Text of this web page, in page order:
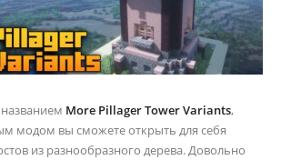
More Pillager Tower Variants,
модом вы сможете открыть для себя
из разнообразного дерева. Довольно